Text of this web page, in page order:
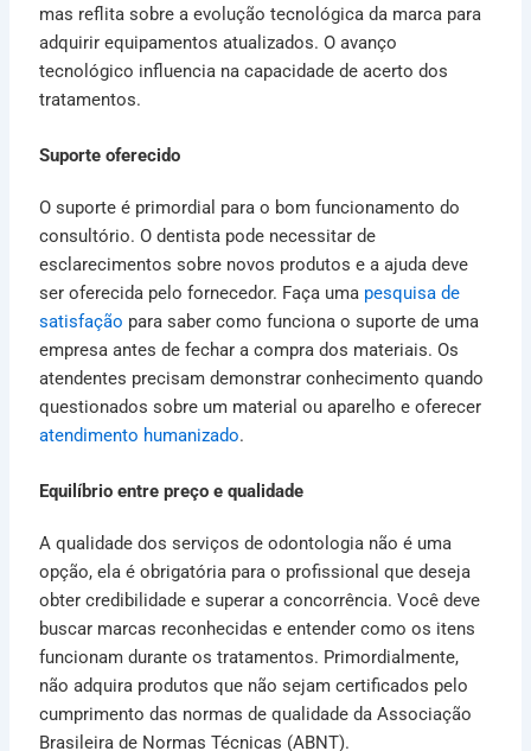
mas reflita sobre a evolução tecnológica da marca para
adquirir equipamentos atualizados. O avanço
tecnológico influencia na capacidade de acerto dos
tratamentos.
Suporte oferecido
O suporte é primordial para o bom funcionamento do
consultório. O dentista pode necessitar de
esclarecimentos sobre novos produtos e a ajuda deve
ser oferecida pelo fornecedor. Faça uma pesquisa de
satisfação para saber como funciona o suporte de uma
empresa antes de fechar a compra dos materiais. Os
atendentes precisam demonstrar conhecimento quando
questionados sobre um material ou aparelho e oferecer
atendimento humanizado.
Equilíbrio entre preço e qualidade
A qualidade dos serviços de odontologia não é uma
opção, ela é obrigatória para o profissional que deseja
obter credibilidade e superar a concorrência. Você deve
buscar marcas reconhecidas e entender como os itens
funcionam durante os tratamentos. Primordialmente,
não adquira produtos que não sejam certificados pelo
cumprimento das normas de qualidade da Associação
Brasileira de Normas Técnicas (ABNT).